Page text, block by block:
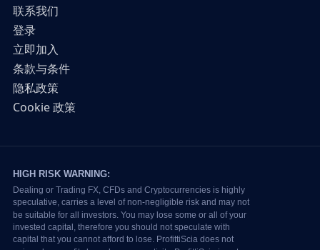
联系我们
登录
立即加入
条款与条件
隐私政策
Cookie 政策